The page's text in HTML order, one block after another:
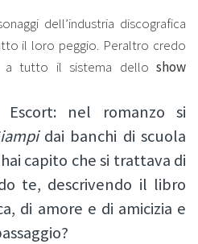
dell’industria discografica
il loro peggio. Peraltro credo
a tutto il sistema dello show
nel romanzo si
dai banchi di scuola
capito che si trattava di
te, descrivendo il libro
di amore e di amicizia e